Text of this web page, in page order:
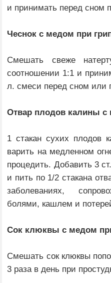
и принимать перед сном
Чеснок с медом при
Смешать свеже
соотношении 1:1 и
л. смеси перед сном или
Отвар плодов калины с
1 стакан сухих плодов
варить на медленном
процедить. Добавить 3
и пить по 1/2 стакана
заболеваниях,
болями, кашлем и
Сок клюквы с медом
Смешать сок клюквы
3 раза в день при